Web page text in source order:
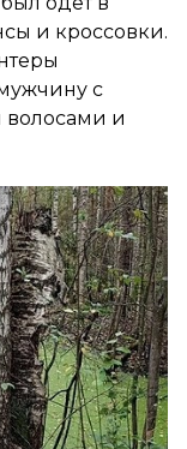
и кроссовки.
с
волосами и